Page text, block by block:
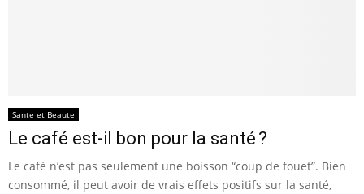
Sante et Beaute
Le café est-il bon pour la santé ?
Le café n’est pas seulement une boisson “coup de fouet”. Bien
consommé, il peut avoir de vrais effets positifs sur la santé,